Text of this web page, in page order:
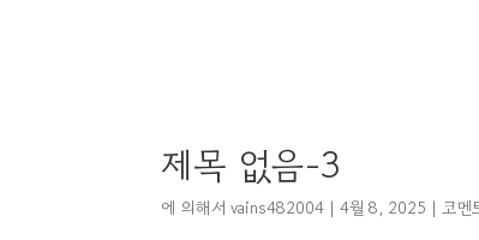
제목 없음-3
에 의해서vains482004 |4월 8, 2025 |코멘